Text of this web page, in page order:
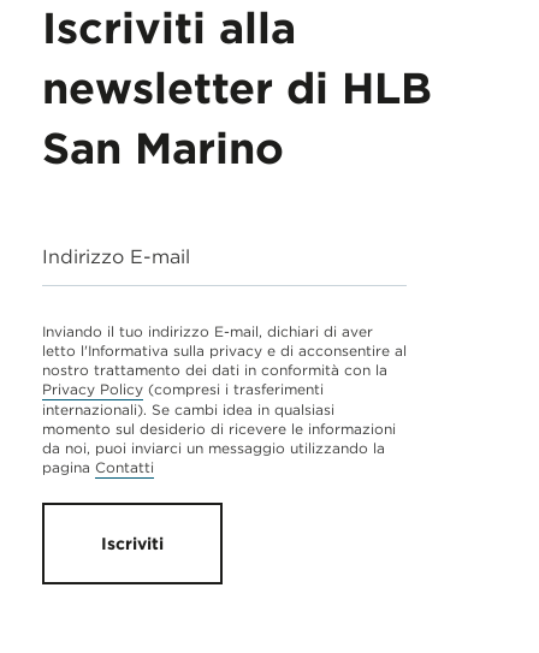
Iscriviti alla
newsletter di HLB
San Marino
Indirizzo E-mail
Inviando il tuo indirizzo E-mail, dichiari di aver
letto l'Informativa sulla privacy e di acconsentire al
nostro trattamento dei dati in conformità con la
Privacy Policy (compresi i trasferimenti
internazionali). Se cambi idea in qualsiasi
momento sul desiderio di ricevere le informazioni
da noi, puoi inviarci un messaggio utilizzando la
pagina Contatti
Iscriviti